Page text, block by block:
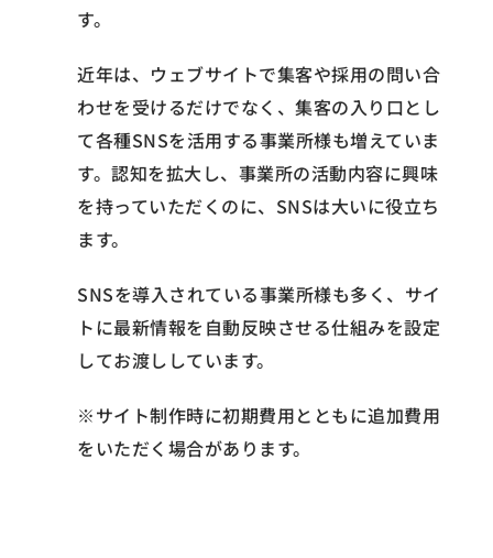
す。
近年は、ウェブサイトで集客や採用の問い合
わせを受けるだけでなく、集客の入り口とし
て各種SNSを活用する事業所様も増えていま
す。認知を拡大し、事業所の活動内容に興味
を持っていただくのに、SNSは大いに役立ち
ます。
SNSを導入されている事業所様も多く、サイ
トに最新情報を自動反映させる仕組みを設定
してお渡ししています。
※サイト制作時に初期費用とともに追加費用
をいただく場合があります。